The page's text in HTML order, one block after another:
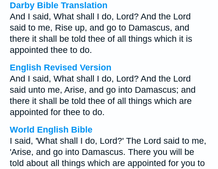
Darby Bible Translation
And I said, What shall I do, Lord? And the Lord
said to me, Rise up, and go to Damascus, and
there it shall be told thee of all things which it is
appointed thee to do.
English Revised Version
And I said, What shall I do, Lord? And the Lord
said unto me, Arise, and go into Damascus; and
there it shall be told thee of all things which are
appointed for thee to do.
World English Bible
I said, 'What shall I do, Lord?' The Lord said to me,
'Arise, and go into Damascus. There you will be
told about all things which are appointed for you to